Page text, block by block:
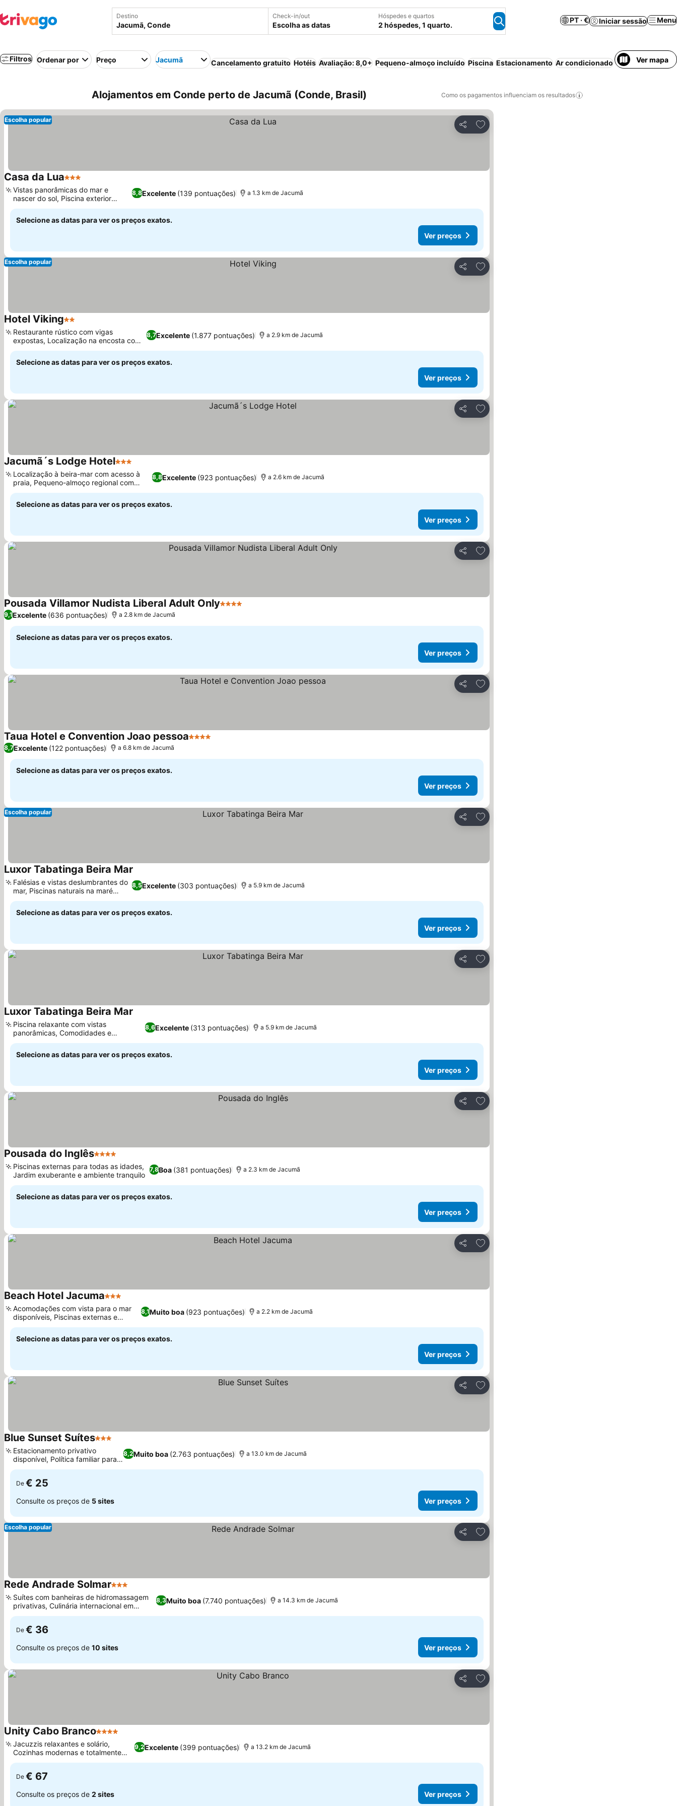
Destino Check-in/out
Escolha as datas
Hóspedes e quartos
2 hóspedes, 1 quarto.
PT · € Iniciar sessão Menu
Filtros Ordenar por Preço Jacumã Cancelamento gratuito Hotéis Avaliação: 8,0+ Pequeno-almoço incluído Piscina Estacionamento Ar condicionado Praia Wi-fi
Ver mapa
Alojamentos em Conde perto de Jacumã (Conde, Brasil) Como os pagamentos influenciam os resultados
Partilhar
Adicionar aos favoritos
Escolha popular
Casa da Lua3 Estrelas
8,8Excelente (139 pontuações)
Vistas panorâmicas do mar e
nascer do sol, Piscina exterior
convidativa
a 1.3 km de Jacumã
Selecione as datas para ver os preços exatos.
Ver preços
Partilhar
Adicionar aos favoritos
Escolha popular
Hotel Viking2 Estrelas
8,7Excelente (1.877 pontuações)
Restaurante rústico com vigas
expostas, Localização na encosta com
vista para o mar
a 2.9 km de Jacumã
Selecione as datas para ver os preços exatos.
Ver preços
Partilhar
Adicionar aos favoritos
Jacumã´s Lodge Hotel3 Estrelas
8,8Excelente (923 pontuações)
Localização à beira-mar com acesso à
praia, Pequeno-almoço regional com
sabores locais
a 2.6 km de Jacumã
Selecione as datas para ver os preços exatos.
Ver preços
Partilhar
Adicionar aos favoritos
Pousada Villamor Nudista Liberal Adult Only4 Estrelas
9,1Excelente (636 pontuações) a 2.8 km de Jacumã
Selecione as datas para ver os preços exatos.
Ver preços
Partilhar
Adicionar aos favoritos
Taua Hotel e Convention Joao pessoa4 Estrelas
8,7Excelente (122 pontuações) a 6.8 km de Jacumã
Selecione as datas para ver os preços exatos.
Ver preços
Partilhar
Adicionar aos favoritos
Escolha popular
Luxor Tabatinga Beira Mar
8,5Excelente (303 pontuações)
Falésias e vistas deslumbrantes do
mar, Piscinas naturais na maré
baixa
a 5.9 km de Jacumã
Selecione as datas para ver os preços exatos.
Ver preços
Partilhar
Adicionar aos favoritos
Luxor Tabatinga Beira Mar
8,6Excelente (313 pontuações)
Piscina relaxante com vistas
panorâmicas, Comodidades e
atividades para a família
a 5.9 km de Jacumã
Selecione as datas para ver os preços exatos.
Ver preços
Partilhar
Adicionar aos favoritos
Pousada do Inglês4 Estrelas
7,8Boa (381 pontuações)
Piscinas externas para todas as idades,
Jardim exuberante e ambiente tranquilo
a 2.3 km de Jacumã
Selecione as datas para ver os preços exatos.
Ver preços
Partilhar
Adicionar aos favoritos
Beach Hotel Jacuma3 Estrelas
8,1Muito boa (923 pontuações)
Acomodações com vista para o mar
disponíveis, Piscinas externas e
toboáguas
a 2.2 km de Jacumã
Selecione as datas para ver os preços exatos.
Ver preços
Partilhar
Adicionar aos favoritos
Blue Sunset Suítes3 Estrelas
8,2Muito boa (2.763 pontuações)
Estacionamento privativo
disponível, Política familiar para
crianças
a 13.0 km de Jacumã
De € 25
Consulte os preços de 5 sites Ver preços
Partilhar
Adicionar aos favoritos
Escolha popular
Rede Andrade Solmar3 Estrelas
8,3Muito boa (7.740 pontuações)
Suítes com banheiras de hidromassagem
privativas, Culinária internacional em
restaurante casual
a 14.3 km de Jacumã
De € 36
Consulte os preços de 10 sites Ver preços
Partilhar
Adicionar aos favoritos
Unity Cabo Branco4 Estrelas
9,2Excelente (399 pontuações)
Jacuzzis relaxantes e solário,
Cozinhas modernas e totalmente
equipadas
a 13.2 km de Jacumã
De € 67
Consulte os preços de 2 sites Ver preços